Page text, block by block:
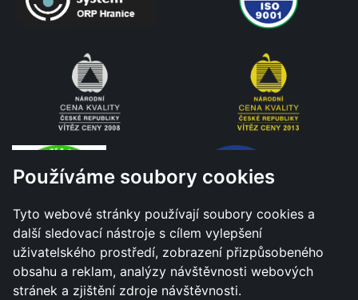
Používáme soubory cookies
Tyto webové stránky používají soubory cookies a
další sledovací nástroje s cílem vylepšení
uživatelského prostředí, zobrazení přizpůsobeného
obsahu a reklam, analýzy návštěvnosti webových
stránek a zjištění zdroje návštěvnosti.